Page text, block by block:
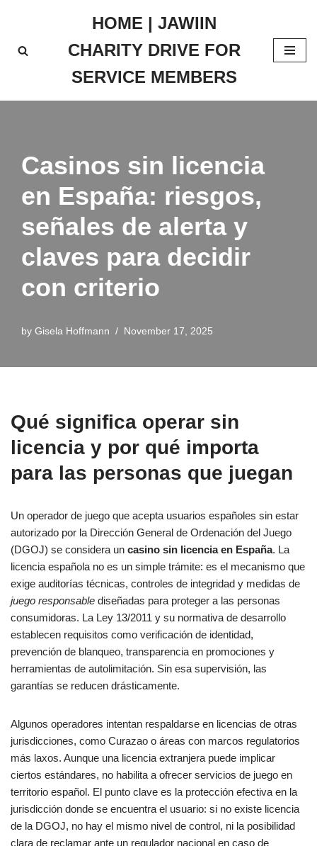
to
HOME | JAWIIN
CHARITY DRIVE FOR
SERVICE MEMBERS
Casinos sin licencia
en España: riesgos,
señales de alerta y
claves para decidir
con criterio
by Gisela Hoffmann November 17, 2025
Qué significa operar sin
licencia y por qué importa
para las personas que juegan
Un operador de juego que acepta usuarios españoles sin estar
autorizado por la Dirección General de Ordenación del Juego
(DGOJ) se considera un casino sin licencia en España. La
licencia española no es un simple trámite: es el mecanismo que
exige auditorías técnicas, controles de integridad y medidas de
juego responsable diseñadas para proteger a las personas
consumidoras. La Ley 13/2011 y su normativa de desarrollo
establecen requisitos como verificación de identidad,
prevención de blanqueo, transparencia en promociones y
herramientas de autolimitación. Sin esa supervisión, las
garantías se reducen drásticamente.
Algunos operadores intentan respaldarse en licencias de otras
jurisdicciones, como Curazao o áreas con marcos regulatorios
más laxos. Aunque una licencia extranjera puede implicar
ciertos estándares, no habilita a ofrecer servicios de juego en
territorio español. El punto clave es la protección efectiva en la
jurisdicción donde se encuentra el usuario: si no existe licencia
de la DGOJ, no hay el mismo nivel de control, ni la posibilidad
clara de reclamar ante un regulador nacional en caso de